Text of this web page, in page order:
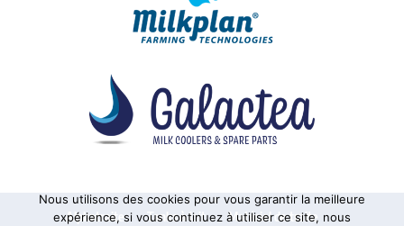
Alphatraite Tanks à lait Matériel de traite
Nous utilisons des cookies pour vous garantir la meilleure
expérience, si vous continuez à utiliser ce site, nous